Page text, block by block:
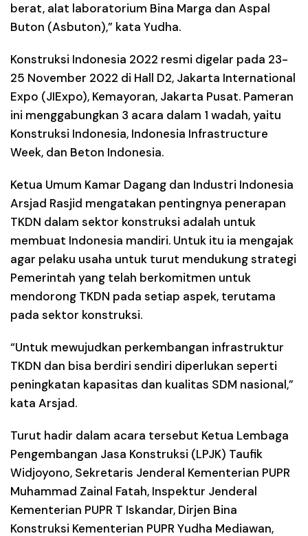
berat, alat laboratorium Bina Marga dan Aspal
Buton (Asbuton),” kata Yudha.
Konstruksi Indonesia 2022 resmi digelar pada 23-
25 November 2022 di Hall D2, Jakarta International
Expo (JIExpo), Kemayoran, Jakarta Pusat. Pameran
ini menggabungkan 3 acara dalam 1 wadah, yaitu
Konstruksi Indonesia, Indonesia Infrastructure
Week, dan Beton Indonesia.
Ketua Umum Kamar Dagang dan Industri Indonesia
Arsjad Rasjid mengatakan pentingnya penerapan
TKDN dalam sektor konstruksi adalah untuk
membuat Indonesia mandiri. Untuk itu ia mengajak
agar pelaku usaha untuk turut mendukung strategi
Pemerintah yang telah berkomitmen untuk
mendorong TKDN pada setiap aspek, terutama
pada sektor konstruksi.
“Untuk mewujudkan perkembangan infrastruktur
TKDN dan bisa berdiri sendiri diperlukan seperti
peningkatan kapasitas dan kualitas SDM nasional,”
kata Arsjad.
Turut hadir dalam acara tersebut Ketua Lembaga
Pengembangan Jasa Konstruksi (LPJK) Taufik
Widjoyono, Sekretaris Jenderal Kementerian PUPR
Muhammad Zainal Fatah, Inspektur Jenderal
Kementerian PUPR T Iskandar, Dirjen Bina
Konstruksi Kementerian PUPR Yudha Mediawan,